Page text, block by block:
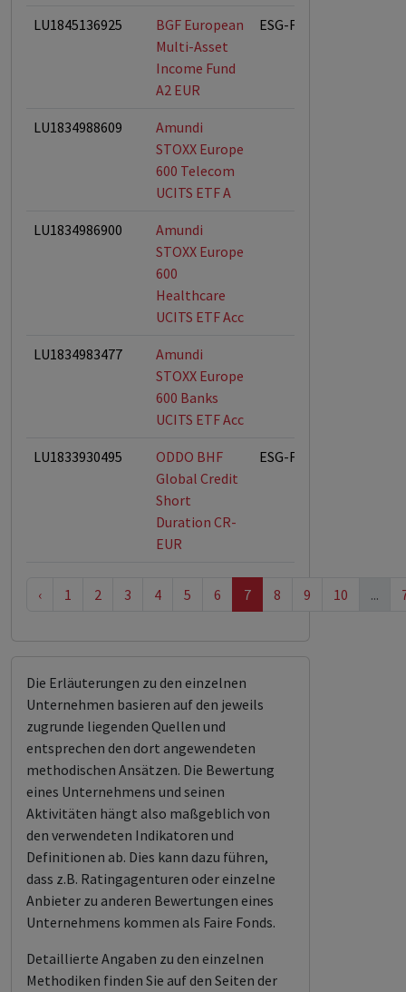
LU1845136925
BGF European
Multi-Asset
Income Fund
A2 EUR
ESG-Fonds
LU1834988609
Amundi
STOXX Europe
600 Telecom
UCITS ETF A
LU1834986900
Amundi
STOXX Europe
600
Healthcare
UCITS ETF Acc
LU1834983477
Amundi
STOXX Europe
600 Banks
UCITS ETF Acc
LU1833930495
ODDO BHF
Global Credit
Short
Duration CR-
EUR
ESG-Fonds
‹ 1 2 3 4 5 6 7 8 9 10 ...
Die Erläuterungen zu den einzelnen
Unternehmen basieren auf den jeweils
zugrunde liegenden Quellen und
entsprechen den dort angewendeten
methodischen Ansätzen. Die Bewertung
eines Unternehmens und seinen
Aktivitäten hängt also maßgeblich von
den verwendeten Indikatoren und
Definitionen ab. Dies kann dazu führen,
dass z.B. Ratingagenturen oder einzelne
Anbieter zu anderen Bewertungen eines
Unternehmens kommen als Faire Fonds.
Detaillierte Angaben zu den einzelnen
Methodiken finden Sie auf den Seiten der